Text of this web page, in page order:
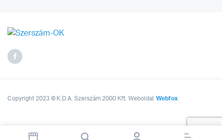
Copyright 2023 © K.D.A. Szerszám 2000 Kft. Weboldal:Webfox